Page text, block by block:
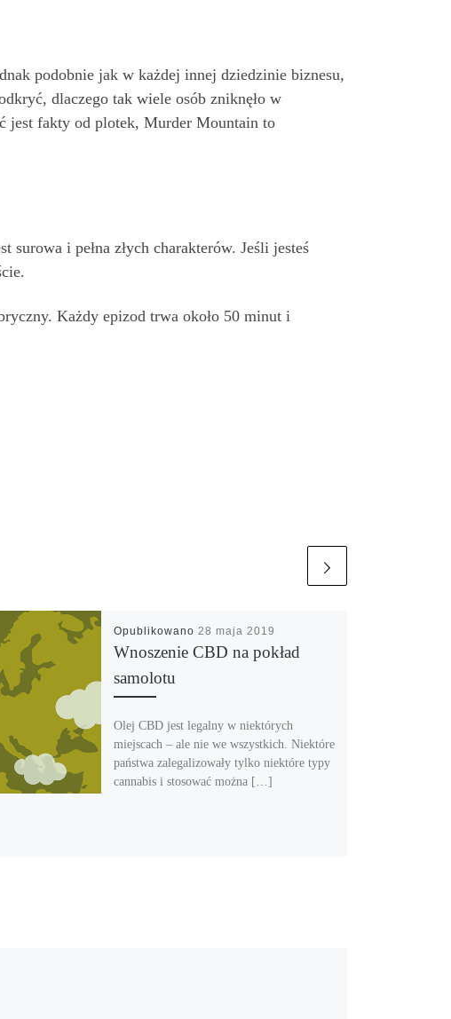
podobnie jak w każdej innej dziedzinie biznesu,
dlaczego tak wiele osób zniknęło w
jest fakty od plotek, Murder Mountain to
i pełna złych charakterów. Jeśli jesteś
Każdy epizod trwa około 50 minut i
Opublikowano 28 maja 2019
Wnoszenie CBD na pokład
samolotu
Olej CBD jest legalny w niektórych
miejscach – ale nie we wszystkich. Niektóre
państwa zalegalizowały tylko niektóre typy
cannabis i stosować można […]